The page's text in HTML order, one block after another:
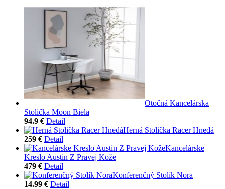
Otočná Kancelárska
Stolička Moon Biela
94.9 € Detail
Herná Stolička Racer Hnedá
259 € Detail
Kancelárske
Kreslo Austin Z Pravej Kože
479 € Detail
Konferenčný Stolík Nora
14.99 € Detail